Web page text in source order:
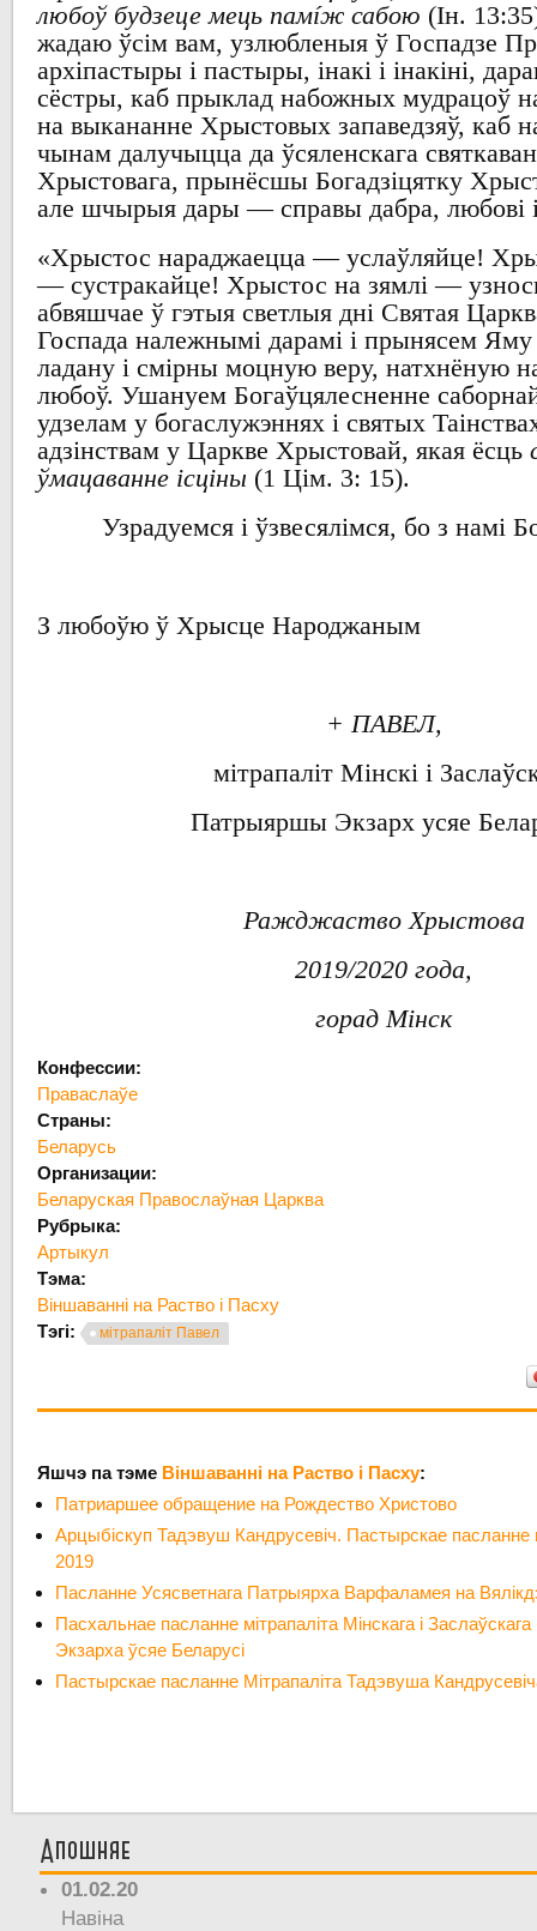
любоў будзеце мець памíж сабою (Ін.
жадаю ўсім вам,узлюбленыя ў Госпадзе
архіпастыры і пастыры,інакі і інакіні,
сёстры,каб прыклад набожных мудрацоў
навыкананне Хрыстовых запаведзяў,каб
чынам далучыцца да ўсяленскага
Хрыстовага,прынёсшы Богадзіцятку
але шчырыя дары —справы дабра,любові
«Хрыстос нараджаецца —услаўляйце!
—сустракайце!Хрыстос назямлі —
абвяшчае ў гэтыя светлыя дні Святая
Госпада належнымі дарамі і прынясем Яму
ладану і смірны моцную веру,натхнёную
любоў.Ушануем Богаўцялесненне
удзелам у богаслужэннях і святых
адзінствам у Царкве Хрыстовай,якая ёсць
ўмацаванне ісціны (1Цім. 3: 15).
Узрадуемся і ўзвесялімся, бо з намі
З любоўю ў Хрысце Народжаным
+ ПАВЕЛ,
мітрапаліт Мінскі і
Патрыяршы Экзарх усяе
Ражджаство Хрыстова
2019/2020 года,
горад Мінск
Конфессии:
Праваслаўе
Страны:
Беларусь
Организации:
Беларуская Правослаўная Царква
Рубрыка:
Артыкул
Тэма:
Віншаванні на Раство і Пасху
Тэгі:
мітрапаліт Павел
Яшчэ па тэме Віншаванні на Раство і Пасху:
Патриаршее обращение на Рождество Христово
Арцыбіскуп Тадэвуш Кандрусевіч. Пастырскае
2019
Пасланне Усясветнага Патрыярха Варфаламея на
Пасхальнае пасланне мітрапаліта Мінскага і
Экзарха ўсяе Беларусі
Пастырскае пасланне Мітрапаліта Тадэвуша
Апошняе
01.02.20
Навіна